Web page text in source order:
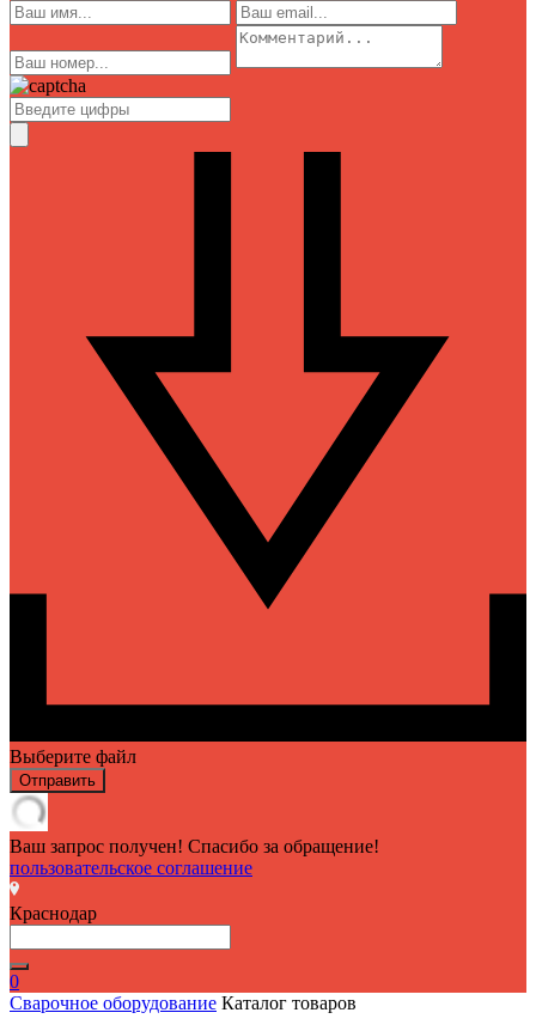
Выберите файл
Отправить
Ваш запрос получен! Спасибо за обращение!
пользовательское соглашение
Краснодар
0
Сварочное оборудование Каталог товаров